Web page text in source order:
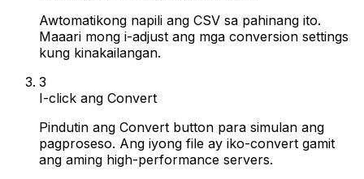
Awtomatikong napili ang CSV sa pahinang ito.
Maaari mong i-adjust ang mga conversion settings
kung kinakailangan.
3
I-click ang Convert
Pindutin ang Convert button para simulan ang
pagproseso. Ang iyong file ay iko-convert gamit
ang aming high-performance servers.